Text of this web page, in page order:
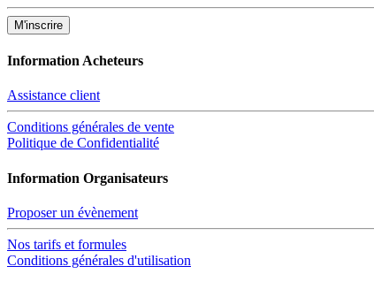
Information Acheteurs
Assistance client
Conditions générales de vente
Politique de Confidentialité
Information Organisateurs
Proposer un évènement
Nos tarifs et formules
Conditions générales d'utilisation